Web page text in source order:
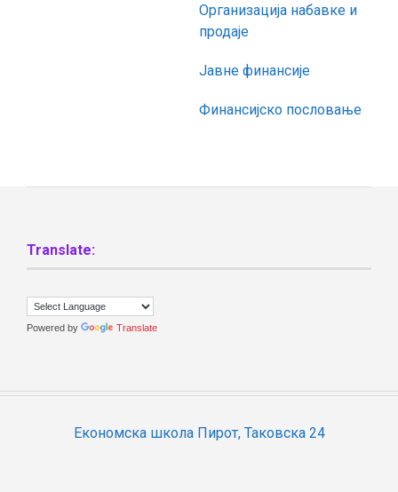
Организација набавке и
продаје
Јавне финансије
Финансијско пословање
Translate:
Powered by Translate
Економска школа Пирот, Таковска 24